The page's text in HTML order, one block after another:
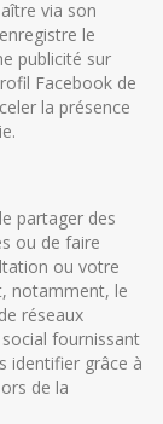
via son
le
publicité sur
Facebook de
la présence
partager des
ou de faire
ou votre
notamment, le
réseaux
fournissant
identifier grâce à
de la